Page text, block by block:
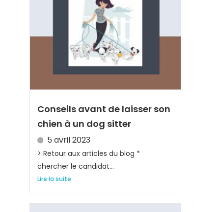
Conseils avant de laisser son
chien à un dog sitter
5 avril 2023
> Retour aux articles du blog *
chercher le candidat...
Lire la suite